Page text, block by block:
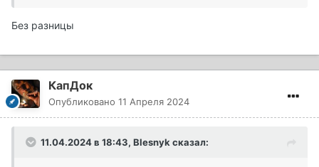
Без разницы
КапДок
Опубликовано 11 Апреля 2024
11.04.2024 в 18:43, Blesnykсказал: